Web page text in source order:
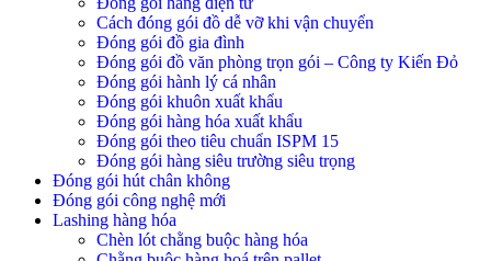
Cách đóng gói đồ dễ vỡ khi vận chuyển
Đóng gói đồ gia đình
Đóng gói đồ văn phòng trọn gói – Công ty Kiến Đỏ
Đóng gói hành lý cá nhân
Đóng gói khuôn xuất khẩu
Đóng gói hàng hóa xuất khẩu
Đóng gói theo tiêu chuẩn ISPM 15
Đóng gói hàng siêu trường siêu trọng
Đóng gói hút chân không
Đóng gói công nghệ mới
Lashing hàng hóa
Chèn lót chằng buộc hàng hóa